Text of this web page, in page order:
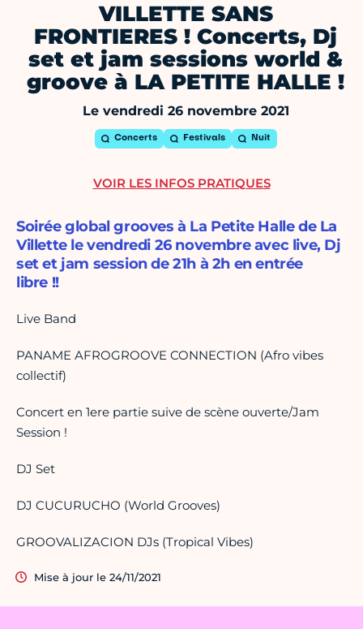
VILLETTE SANS
FRONTIERES ! Concerts, Dj
set et jam sessions world &
groove à LA PETITE HALLE !
Le vendredi 26 novembre 2021
Concerts Festivals Nuit
Soirée global grooves à La Petite Halle de La
Villette le vendredi 26 novembre avec live, Dj
set et jam session de 21h à 2h en entrée
libre !!
Live Band
PANAME AFROGROOVE CONNECTION (Afro vibes
collectif)
Concert en 1ere partie suive de scène ouverte/Jam
Session !
DJ Set
DJ CUCURUCHO (World Grooves)
GROOVALIZACION DJs (Tropical Vibes)
Mise à jour le 24/11/2021
VOIR LES INFOS PRATIQUES